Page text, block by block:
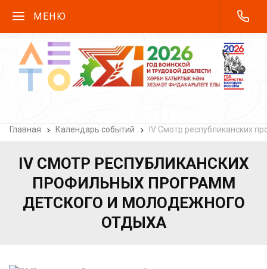
МЕНЮ
Главная Календарь событий IV Смотр республиканских
IV СМОТР РЕСПУБЛИКАНСКИХ
ПРОФИЛЬНЫХ ПРОГРАММ
ДЕТСКОГО И МОЛОДЕЖНОГО
ОТДЫХА